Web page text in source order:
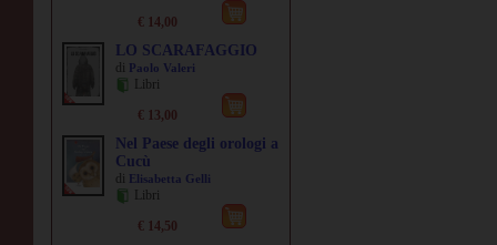
€ 14,00
LO SCARAFAGGIO
di Paolo Valeri
Libri
€ 13,00
Nel Paese degli orologi a
Cucù
di Elisabetta Gelli
Libri
€ 14,50